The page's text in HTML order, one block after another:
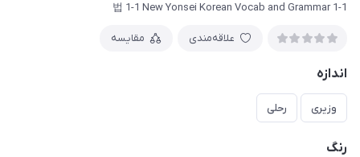
법 1-1 New Yonsei Korean Vocab and Grammar 1-1
علاقه‌مندی مقایسه
اندازه
وزیری رحلی
رنگ